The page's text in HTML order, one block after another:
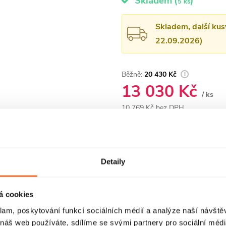
Detaily
cookies
poskytování funkcí sociálních médií a analýze naší
web používáte, sdílíme se svými partnery pro sociální
Skladem, další
22.09.2026)
20 430 Kč
13 030 Kč / ks
10 769 Kč bez DPH
DISKUZE